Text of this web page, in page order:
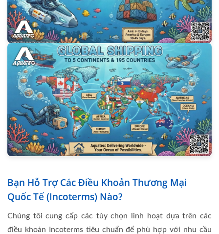
Bạn Hỗ Trợ Các Điều Khoản Thương Mại
Quốc Tế (Incoterms) Nào?
Chúng tôi cung cấp các tùy chọn linh hoạt dựa trên các
điều khoản Incoterms tiêu chuẩn để phù hợp với nhu cầu